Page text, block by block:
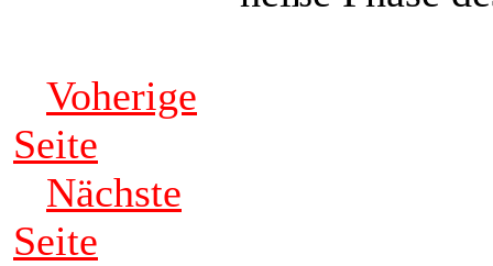
Voherige
Seite
Nächste
Seite